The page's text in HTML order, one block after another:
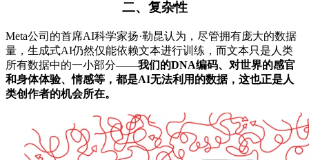
二、复杂性
Meta公司的首席AI科学家扬·勒昆认为，尽管拥有庞大的数据
量，生成式AI仍然仅能依赖文本进行训练，而文本只是人类
所有数据中的一小部分——我们的DNA编码、对世界的感官
和身体体验、情感等，都是AI无法利用的数据，这也正是人
类创作者的机会所在。